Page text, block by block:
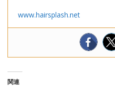
www.hairsplash.net
関連